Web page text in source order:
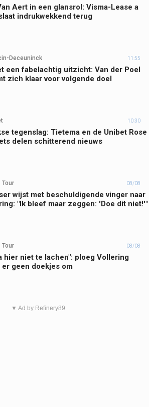
Aert in een glansrol: Visma-Lease a
indrukwekkend terug
Deceuninck 11:55
een fabelachtig uitzicht: Van der Poel
zich klaar voor volgende doel
10:30
tegenslag: Tietema en de Unibet Rose
delen schitterend nieuws
Tour 08/08
wijst met beschuldigende vinger naar
"Ik bleef maar zeggen: 'Doe dit niet!'"
Tour 08/08
hier niet te lachen": ploeg Vollering
er geen doekjes om
▼ Ad by Refinery89